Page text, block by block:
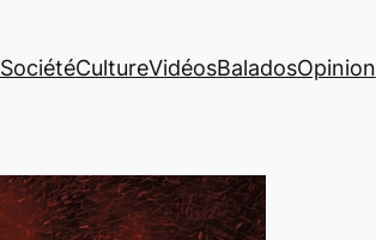
SociétéCultureVidéosBaladosOpinion